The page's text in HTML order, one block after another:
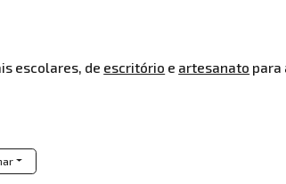
escolares, de escritório e artesanato para